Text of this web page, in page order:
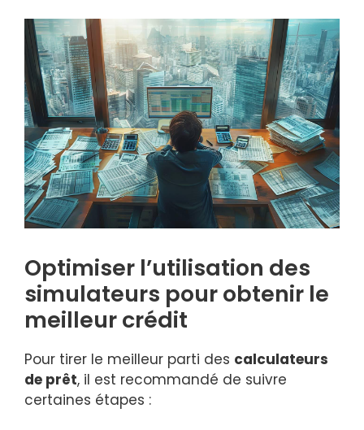
Optimiser l’utilisation des
simulateurs pour obtenir le
meilleur crédit
Pour tirer le meilleur parti des calculateurs
de prêt, il est recommandé de suivre
certaines étapes :